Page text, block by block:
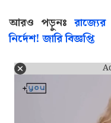
আরও পড়ুনঃ
নির্দেশ! জারি বিজ্ঞপ্তি